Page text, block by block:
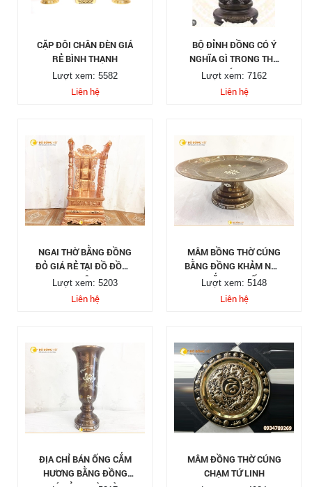
CẶP ĐÔI CHÂN ĐÈN GIÁ
RẺ BÌNH THẠNH
Lượt xem: 5582
Liên hệ
BỘ ĐỈNH ĐỒNG CÓ Ý
NGHĨA GÌ TRONG THỜ
CÚNG
Lượt xem: 7162
Liên hệ
NGAI THỜ BẰNG ĐỒNG
ĐỎ GIÁ RẺ TẠI ĐỒ ĐỒNG
VIỆT
Lượt xem: 5203
Liên hệ
MÂM BỒNG THỜ CÚNG
BẰNG ĐỒNG KHẢM NGŨ
SẮC CAO CẤP
Lượt xem: 5148
Liên hệ
ĐỊA CHỈ BÁN ỐNG CẮM
HƯƠNG BẰNG ĐỒNG
MÂM ĐỒNG THỜ CÚNG
CHẠM TỨ LINH